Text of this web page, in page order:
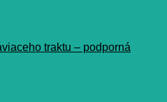
traktu – podporná